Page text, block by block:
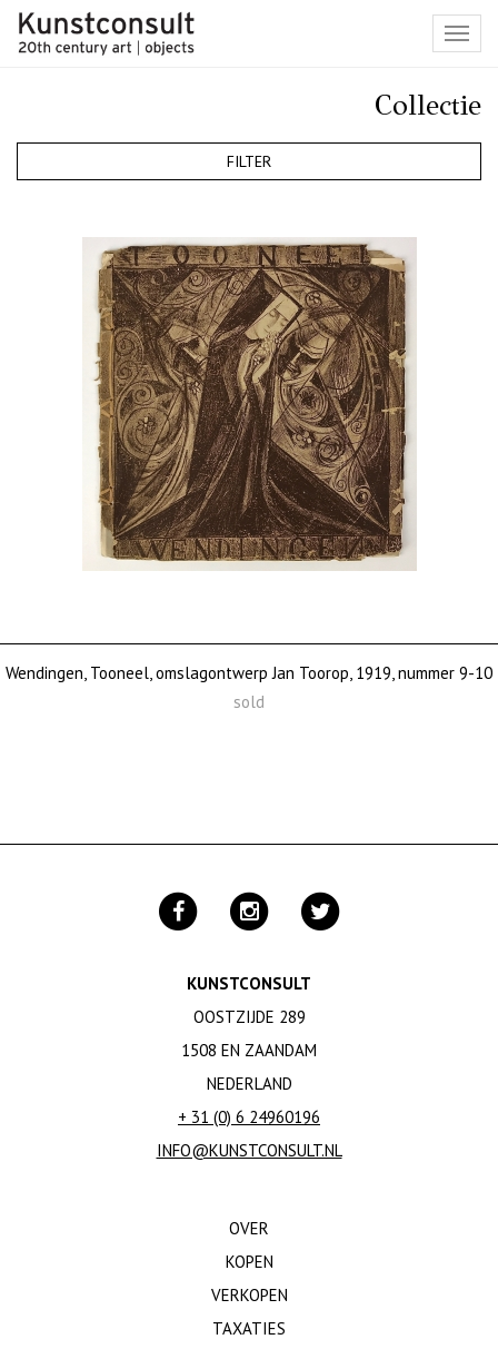
Collectie
FILTER
Wendingen, Tooneel, omslagontwerp Jan Toorop, 1919, nummer 9-10
sold
KUNSTCONSULT
OOSTZIJDE 289
1508 EN ZAANDAM
NEDERLAND
+ 31 (0) 6 24960196
INFO@KUNSTCONSULT.NL
OVER
KOPEN
VERKOPEN
TAXATIES